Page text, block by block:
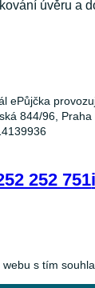
úvěru a
ePůjčka
844/96,
252 751
s tím